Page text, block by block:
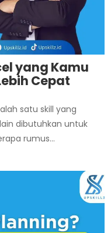
yang Kamu
Cepat
satu skill yang
dibutuhkan untuk
rumus...